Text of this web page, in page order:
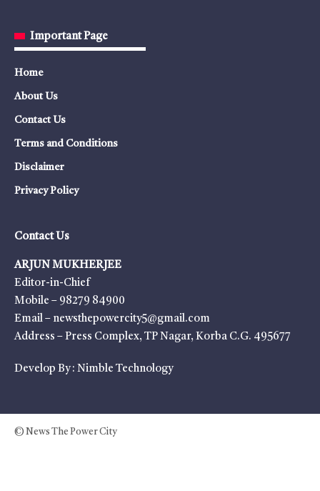
Important Page
Home
About Us
Contact Us
Terms and Conditions
Disclaimer
Privacy Policy
Contact Us
ARJUN MUKHERJEE
Editor-in-Chief
Mobile – 98279 84900
Email – newsthepowercity5@gmail.com
Address – Press Complex, TP Nagar, Korba C.G. 495677
Develop By : Nimble Technology
© News The Power City